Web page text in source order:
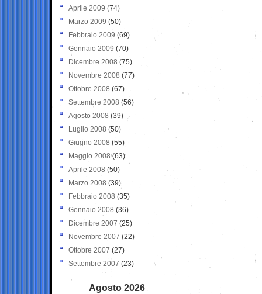
Aprile 2009 (74)
Marzo 2009 (50)
Febbraio 2009 (69)
Gennaio 2009 (70)
Dicembre 2008 (75)
Novembre 2008 (77)
Ottobre 2008 (67)
Settembre 2008 (56)
Agosto 2008 (39)
Luglio 2008 (50)
Giugno 2008 (55)
Maggio 2008(63)
Aprile 2008 (50)
Marzo 2008 (39)
Febbraio 2008 (35)
Gennaio 2008 (36)
Dicembre 2007 (25)
Novembre 2007 (22)
Ottobre 2007 (27)
Settembre 2007 (23)
Agosto 2026